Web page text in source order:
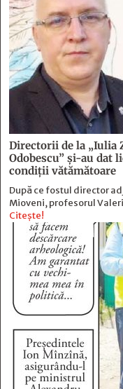
Directorii de la „Iulia
Odobescu” și-au dat
condiții vătămătoare
După ce fostul director
Mioveni, profesorul
Citește!